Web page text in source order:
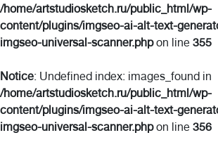
/home/artstudiosketch.ru/public_html/wp-
content/plugins/imgseo-ai-alt-text-
imgseo-universal-scanner.phpon line 355
Notice: Undefined index: images_found in
/home/artstudiosketch.ru/public_html/wp-
content/plugins/imgseo-ai-alt-text-
imgseo-universal-scanner.phpon line 356